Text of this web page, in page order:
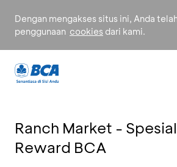
Dengan mengakses situs ini, Anda
penggunaan cookies dari kami.
Ranch Market -
Reward BCA